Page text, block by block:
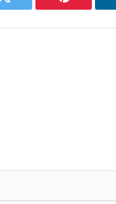
Twitter Pinterest